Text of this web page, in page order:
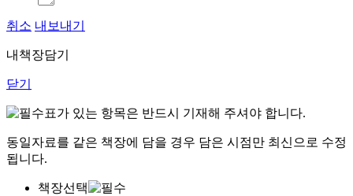
취소 내보내기
내책장담기
닫기
표가 있는 항목은 반드시 기재해 주셔야 합니다.
동일자료를 같은 책장에 담을 경우 담은 시점만 최신으로 수정
됩니다.
책장선택